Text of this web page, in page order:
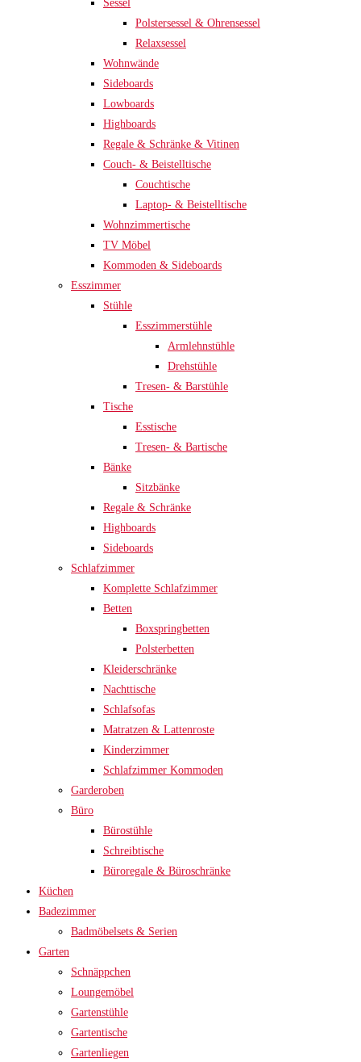
Sessel
Polstersessel & Ohrensessel
Relaxsessel
Wohnwände
Sideboards
Lowboards
Highboards
Regale & Schränke & Vitinen
Couch- & Beistelltische
Couchtische
Laptop- & Beistelltische
Wohnzimmertische
TV Möbel
Kommoden & Sideboards
Esszimmer
Stühle
Esszimmerstühle
Armlehnstühle
Drehstühle
Tresen- & Barstühle
Tische
Esstische
Tresen- & Bartische
Bänke
Sitzbänke
Regale & Schränke
Highboards
Sideboards
Schlafzimmer
Komplette Schlafzimmer
Betten
Boxspringbetten
Polsterbetten
Kleiderschränke
Nachttische
Schlafsofas
Matratzen & Lattenroste
Kinderzimmer
Schlafzimmer Kommoden
Garderoben
Büro
Bürostühle
Schreibtische
Büroregale & Büroschränke
Küchen
Badezimmer
Badmöbelsets & Serien
Garten
Schnäppchen
Loungemöbel
Gartenstühle
Gartentische
Gartenliegen